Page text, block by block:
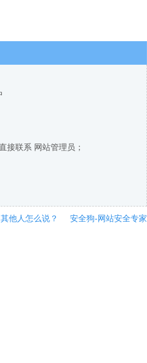
接联系 网站管理员；
其他人怎么说？ 安全狗-网站安全专家